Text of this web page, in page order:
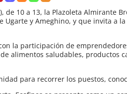
de 10 a 13, la Plazoleta Almirante
Ugarte y Ameghino, y que invita a
la participación de
alimentos saludables, productos
para recorrer los puestos,